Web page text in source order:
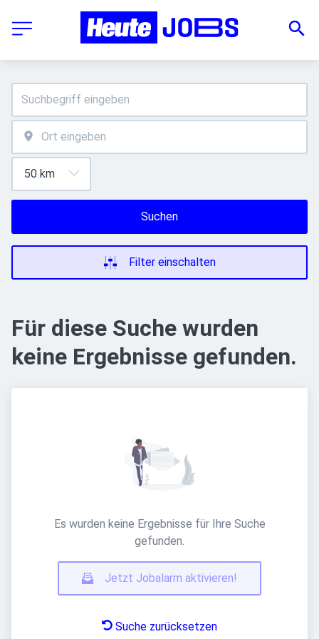
Suchen
Filter einschalten
Für diese Suche wurden
keine Ergebnisse gefunden.
Es wurden keine Ergebnisse für Ihre Suche
gefunden.
Jetzt Jobalarm aktivieren!
Suche zurücksetzen